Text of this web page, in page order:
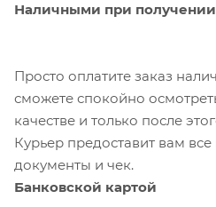
Наличными при получении
Просто оплатите заказ
сможете спокойно
качестве и только после
Курьер предоставит вам
документы и чек.
Банковской картой